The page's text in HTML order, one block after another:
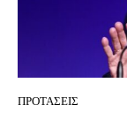
ΠΡΟΤΑΣΕΙΣ